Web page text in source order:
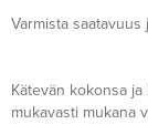
Varmista
Kätevän kokonsa
mukavasti mukana